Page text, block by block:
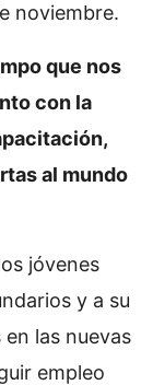
noviembre.
que nos
con la
al mundo
jóvenes
y a su
las nuevas
empleo